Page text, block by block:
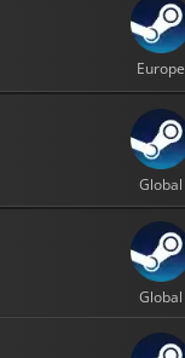
Europe
Global
Global